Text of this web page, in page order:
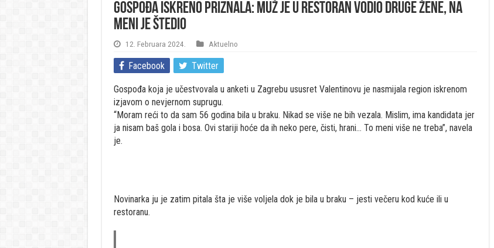
Gospođa iskreno priznala: Muž je u restoran vodio druge žene, na
meni je štedio
12. Februara 2024. Aktuelno
Facebook Twitter
Gospođa koja je učestvovala u anketi u Zagrebu ususret Valentinovu je nasmijala region iskrenom
izjavom o nevjernom suprugu.
“Moram reći to da sam 56 godina bila u braku. Nikad se više ne bih vezala. Mislim, ima kandidata jer
ja nisam baš gola i bosa. Ovi stariji hoće da ih neko pere, čisti, hrani… To meni više ne treba”, navela
je.
Novinarka ju je zatim pitala šta je više voljela dok je bila u braku – jesti večeru kod kuće ili u
restoranu.